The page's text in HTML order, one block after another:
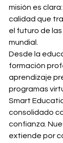
misión es
calidad que
el futuro de las
mundial.
Desde la
formación
aprendizaje
programas
Smart
consolidado
confianza.
extiende por